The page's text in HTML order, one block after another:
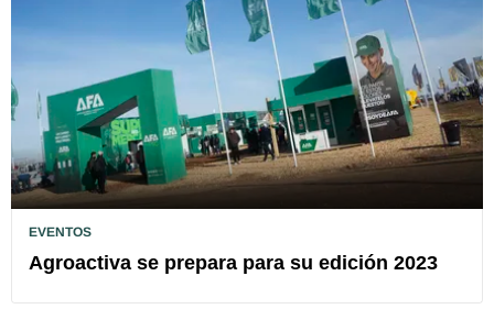
EVENTOS
Agroactiva se prepara para su edición 2023